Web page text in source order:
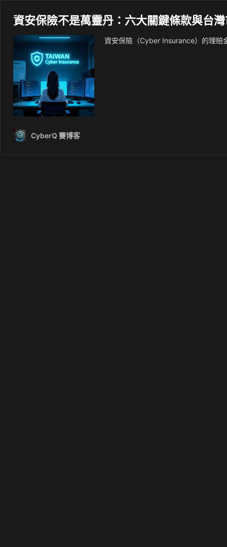
資安保險不是萬靈丹：六大關鍵條款與台
資安保險（Cyber Insurance）的理賠
CyberQ 賽博客